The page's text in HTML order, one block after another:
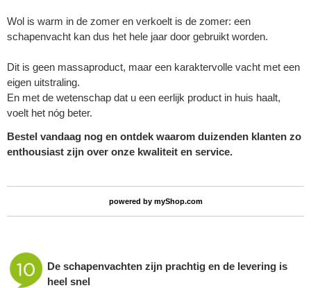
Wol is warm in de zomer en verkoelt is de zomer: een
schapenvacht kan dus het hele jaar door gebruikt worden.
Dit is geen massaproduct, maar een karaktervolle vacht met een
eigen uitstraling.
En met de wetenschap dat u een eerlijk product in huis haalt,
voelt het nóg beter.
Bestel vandaag nog en ontdek waarom duizenden klanten zo
enthousiast zijn over onze kwaliteit en service.
powered by myShop.com
De schapenvachten zijn prachtig en de levering is
heel snel